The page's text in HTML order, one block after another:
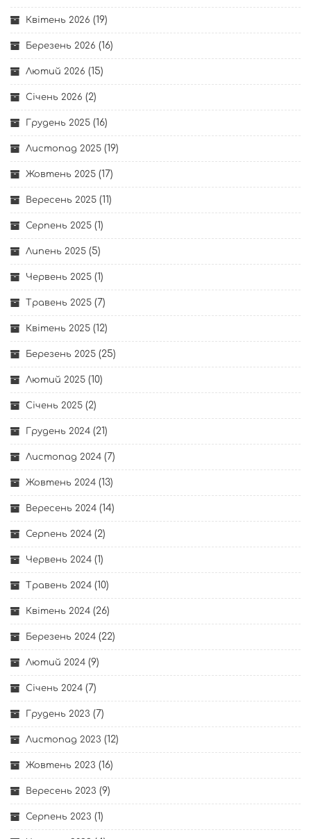
Квітень 2026 (19)
Березень 2026 (16)
Лютий 2026 (15)
Січень 2026 (2)
Грудень 2025 (16)
Листопад 2025 (19)
Жовтень 2025 (17)
Вересень 2025 (11)
Серпень 2025 (1)
Липень 2025 (5)
Червень 2025 (1)
Травень 2025 (7)
Квітень 2025 (12)
Березень 2025 (25)
Лютий 2025 (10)
Січень 2025 (2)
Грудень 2024 (21)
Листопад 2024 (7)
Жовтень 2024 (13)
Вересень 2024 (14)
Серпень 2024 (2)
Червень 2024 (1)
Травень 2024 (10)
Квітень 2024 (26)
Березень 2024 (22)
Лютий 2024 (9)
Січень 2024 (7)
Грудень 2023 (7)
Листопад 2023 (12)
Жовтень 2023 (16)
Вересень 2023 (9)
Серпень 2023 (1)